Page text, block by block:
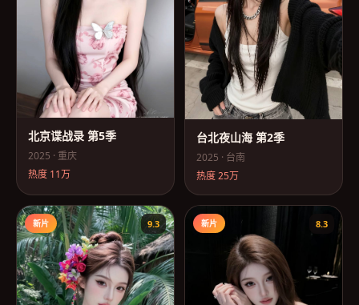
北京谍战录 第5季
2025 · 重庆
热度 11万
台北夜山海 第2季
2025 · 台南
热度25万
新片 9.3 新片 8.3